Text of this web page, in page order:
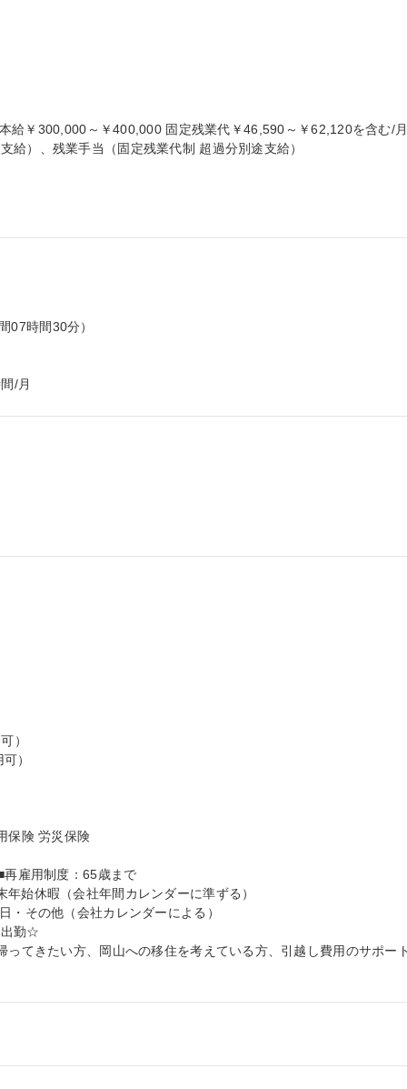
給￥300,000～￥400,000 固定残業代￥46,590～￥62,120を含む/
給）、残業手当（固定残業代制 超過分別途支給）
07時間30分）
/月
）
）
保険 労災保険
雇用制度：65歳まで
始休暇（会社年間カレンダーに準ずる）
・その他（会社カレンダーによる）
出勤☆
ってきたい方、岡山への移住を考えている方、引越し費用のサポー